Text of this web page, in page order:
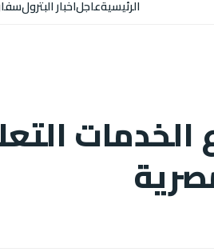
الرئيسيةعاجلاخبار البترول
الخدمات